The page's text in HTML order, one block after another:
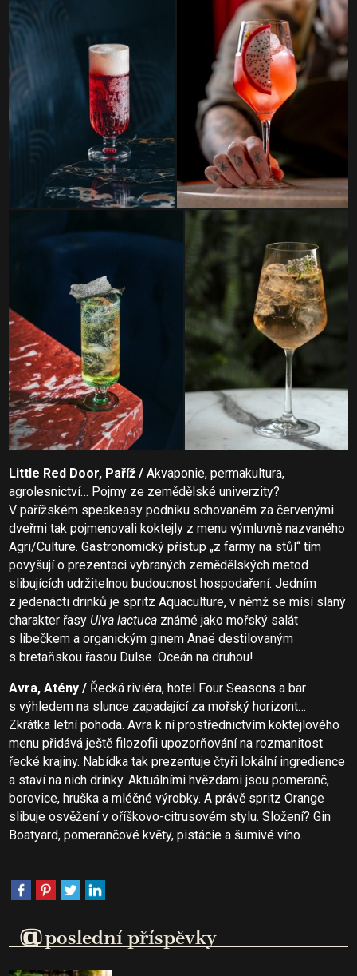
Little Red Door, Paříž /Akvaponie, permakultura,
agrolesnictví… Pojmy ze zemědělské univerzity?
V pařížském speakeasy podniku schovaném za červenými
dveřmi tak pojmenovali koktejly z menu výmluvně nazvaného
Agri/Culture. Gastronomický přístup „z farmy na stůl“ tím
povyšují o prezentaci vybraných zemědělských metod
slibujících udržitelnou budoucnost hospodaření. Jedním
z jedenácti drinků je spritz Aquaculture, v němž se mísí slaný
charakter řasy Ulva lactuca známé jako mořský salát
s libečkem a organickým ginem Anaë destilovaným
s bretaňskou řasou Dulse. Oceán na druhou!
Avra, Atény / Řecká riviéra, hotel Four Seasons a bar
s výhledem na slunce zapadající za mořský horizont…
Zkrátka letní pohoda. Avra k ní prostřednictvím koktejlového
menu přidává ještě filozofii upozorňování na rozmanitost
řecké krajiny. Nabídka tak prezentuje čtyři lokální ingredience
a staví na nich drinky. Aktuálními hvězdami jsou pomeranč,
borovice, hruška a mléčné výrobky. A právě spritz Orange
slibuje osvěžení v oříškovo-citrusovém stylu. Složení? Gin
Boatyard, pomerančové květy, pistácie a šumivé víno.
@poslední příspěvky